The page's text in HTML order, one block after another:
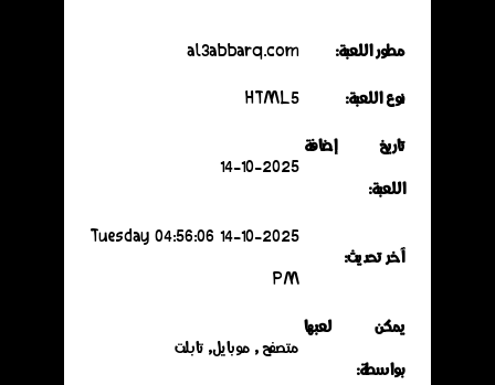
مطور اللعبة:
al3abbarq.com
نوع اللعبة:
HTML5
تاريخ إضافة
اللعبة:
14-10-2025
آخر تحديث:
14-10-2025 Tuesday 04:56:06
PM
يمكن لعبها
بواسطة:
متصفح , موبايل, تابلت